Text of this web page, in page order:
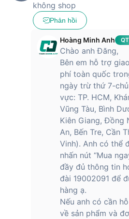
không shop
Phản hồi
Hoàng Minh Anh
Chào anh Đăng,
Bên em hỗ trợ
phí toàn quốc
ngày trừ thứ 7-
vực: TP. HCM,
Vũng Tàu, Bình
Kiên Giang, Đồng
An, Bến Tre, Cần
Vinh). Anh có thể
nhấn nút “Mua
đầy đủ thông tin
đài 19002091 để
hàng ạ.
Nếu anh có cần
về sản phẩm và